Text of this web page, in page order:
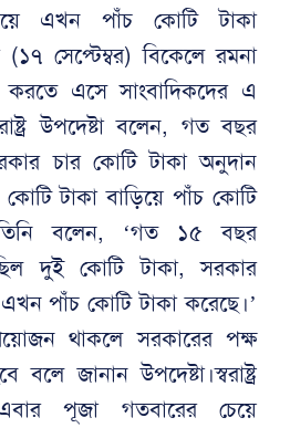
এখন পাঁচ কোটি টাকা
সেপ্টেম্বর) বিকেলে রমনা
করতে এসে সাংবাদিকদের এ
উপদেষ্টা বলেন, গত বছর
চার কোটি টাকা অনুদান
টাকা বাড়িয়ে পাঁচ কোটি
বলেন, ‘গত ১৫ বছর
দুই কোটি টাকা, সরকার
পাঁচ কোটি টাকা করেছে।’
থাকলে সরকারের পক্ষ
জানান উপদেষ্টা।স্বরাষ্ট্র
পূজা গতবারের চেয়ে